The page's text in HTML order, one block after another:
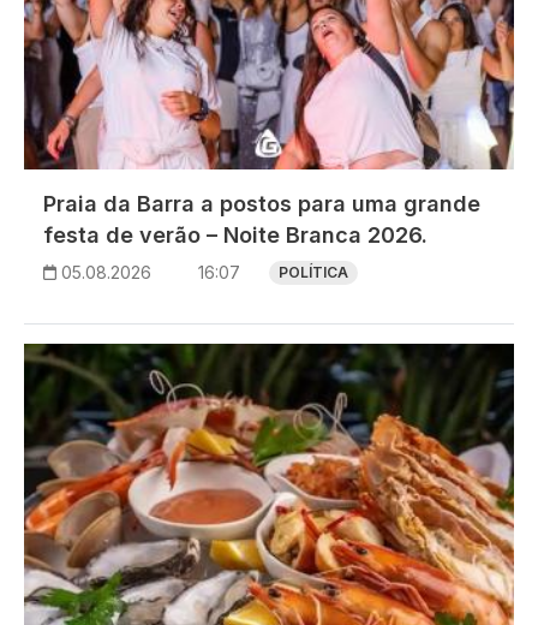
Praia da Barra a postos para uma grande
festa de verão – Noite Branca 2026.
05.08.2026 16:07 POLÍTICA
Imagem